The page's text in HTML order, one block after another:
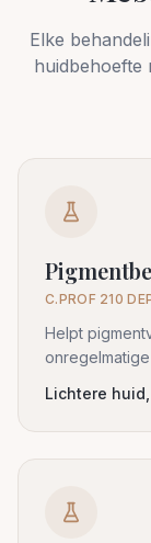
Elke
huidbehoefte
C.PROF 210
Helpt
Lichtere